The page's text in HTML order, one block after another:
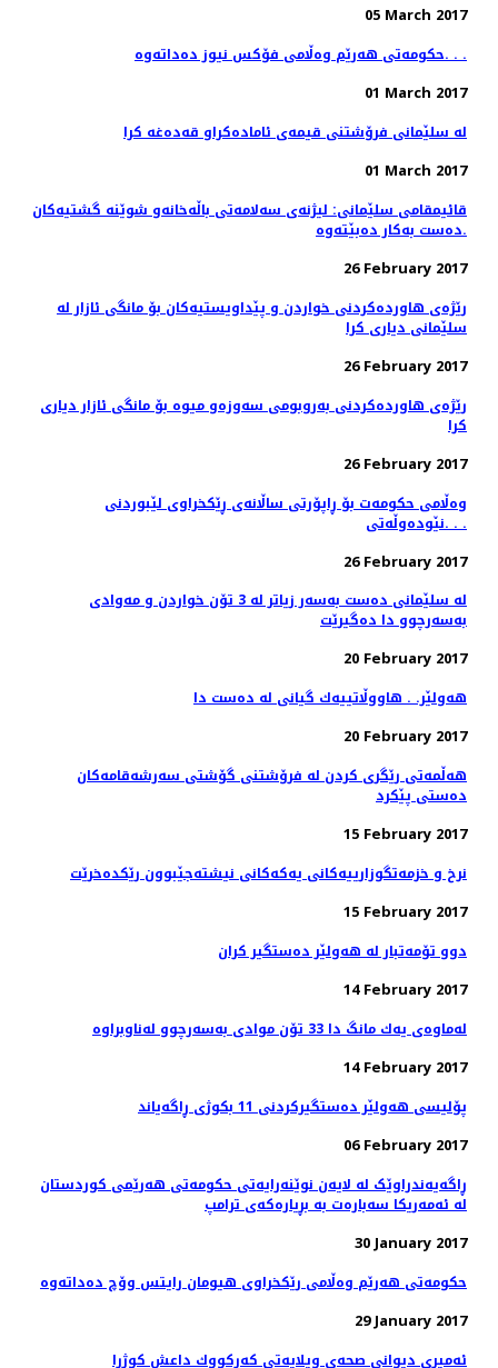
05 March 2017
حکومەتی هەرێم وەڵامی فۆکس نیوز دەداتەوە. . .
01 March 2017
له‌ سلێمانی فرۆشتنی قیمه‌ی ئاماده‌كراو قه‌ده‌غه‌ كرا
01 March 2017
قائیمقامی سلێمانی: لیژنه‌ی سه‌لامه‌تی باڵه‌خانه‌و شوێنه‌ گشتیه‌كان
ده‌ست به‌كار ده‌بێته‌وه‌.
26 February 2017
رێژه‌ی هاورده‌كردنی خواردن و پێداویستیه‌كان بۆ مانگی ئازار له‌
سلێمانی دیاری كرا
26 February 2017
رێژه‌ی هاورده‌كردنی به‌روبومی سه‌وزه‌و میوه‌ بۆ مانگی ئازار دیاری
كرا
26 February 2017
وەڵامی حکومەت بۆ ڕاپۆرتی ساڵانەی ڕێکخراوى لێبوردنى
نێودەوڵەتى. . .
26 February 2017
له‌ سلێمانی ده‌ست به‌سه‌ر زیاتر له‌ 3 تۆن خواردن و مه‌وادی
به‌سه‌رچوو دا ده‌گیرێت
20 February 2017
هەولێر. . هاووڵاتییەك گیانی لە دەست دا
20 February 2017
هه‌ڵمه‌تی رێگری كردن له‌ فرۆشتنی گۆشتی سه‌رشه‌قامه‌كان
ده‌ستی پێكرد
15 February 2017
نرخ و خزمه‌تگوزارییه‌كانی یه‌كه‌كانی نیشته‌جێبوون رێكده‌خرێت
15 February 2017
دوو تۆمەتبار لە هەولێر دەستگیر كران
14 February 2017
14 February 2017
پۆلیسی هەولێر دەستگیركردنی 11 بكوژی ڕاگەیاند
06 February 2017
ڕاگەیەندراوێک لە لایەن نوێنەرایەتی حکومەتی هەرێمی کوردستان
لە ئەمەریکا سەبارەت بە بڕیارەکەی ترامپ
30 January 2017
29 January 2017
ئەمیری دیوانی صحەی ویلایەتی كه‌ركووك داعش کوژرا